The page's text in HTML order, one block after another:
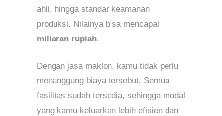
ahli, hingga standar keamanan
produksi. Nilainya bisa mencapai
miliaran rupiah.
Dengan jasa maklon, kamu tidak perlu
menanggung biaya tersebut. Semua
fasilitas sudah tersedia, sehingga modal
yang kamu keluarkan lebih efisien dan